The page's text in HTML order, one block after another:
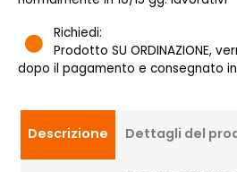
Richiedi:
Prodotto SU ORDINAZIONE,
dopo il pagamento e consegnato in
Descrizione Dettagli del